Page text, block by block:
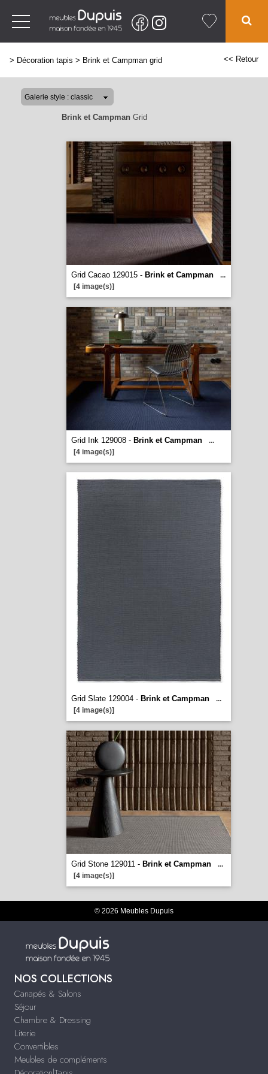
> Décoration tapis > Brink et Campman grid << Retour
Brink et Campman Grid
Grid Cacao 129015 - Brink et Campman
...
[4 image(s)]
Grid Ink 129008 - Brink et Campman
...
[4 image(s)]
Grid Slate 129004 - Brink et Campman
...
[4 image(s)]
Grid Stone 129011 - Brink et Campman
...
[4 image(s)]
© 2026 Meubles Dupuis
NOS COLLECTIONS
Canapés & Salons
Séjour
Chambre & Dressing
Literie
Convertibles
Meubles de compléments